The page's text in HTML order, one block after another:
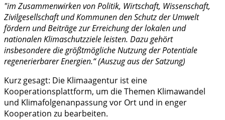
"im Zusammenwirken von Politik, Wirtschaft, Wissenschaft,
Zivilgesellschaft und Kommunen den Schutz der Umwelt
fördern und Beiträge zur Erreichung der lokalen und
nationalen Klimaschutzziele leisten. Dazu gehört
insbesondere die größtmögliche Nutzung der Potentiale
regenerierbarer Energien.“ (Auszug aus der Satzung)
Kurz gesagt: Die Klimaagentur ist eine
Kooperationsplattform, um die Themen Klimawandel
und Klimafolgenanpassung vor Ort und in enger
Kooperation zu bearbeiten.